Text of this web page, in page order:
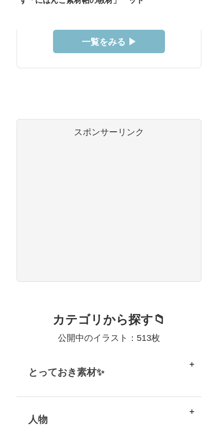
一覧をみる ▶︎
スポンサーリンク
カテゴリから探す📁
公開中のイラスト：513枚
とっておき素材✨
人物